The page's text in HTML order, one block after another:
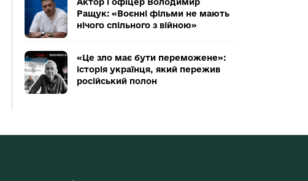
Ращук: «Воєнні фільми не мають
нічого спільного з війною»
«Це зло має бути переможене»:
історія українця, який пережив
російський полон